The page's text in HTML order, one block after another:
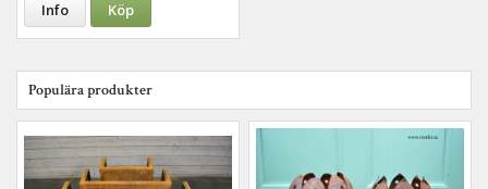
Info Köp
Populära produkter